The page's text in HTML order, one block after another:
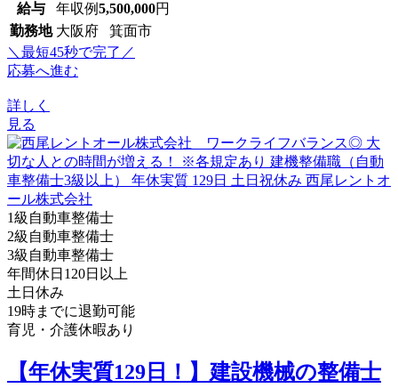
給与 年収例5,500,000円
勤務地 大阪府 箕面市
＼最短45秒で完了／
応募へ進む
詳しく
見る
1級自動車整備士
2級自動車整備士
3級自動車整備士
年間休日120日以上
土日休み
19時までに退勤可能
育児・介護休暇あり
【年休実質129日！】建設機械の整備士